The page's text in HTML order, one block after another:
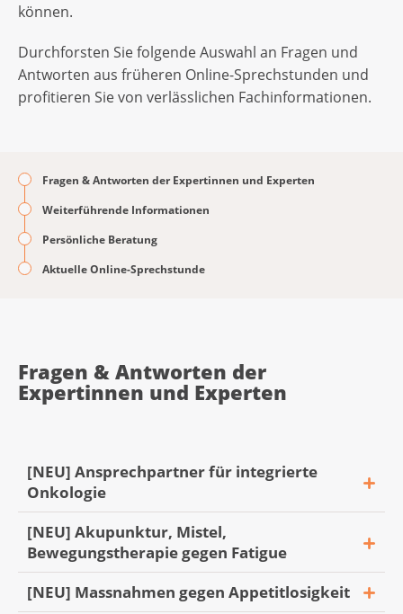
können.
Durchforsten Sie folgende Auswahl an Fragen und
Antworten aus früheren Online-Sprechstunden und
profitieren Sie von verlässlichen Fachinformationen.
Fragen & Antworten der Expertinnen und Experten
Weiterführende Informationen
Persönliche Beratung
Aktuelle Online-Sprechstunde
Fragen & Antworten der
Expertinnen und Experten
[NEU] Ansprechpartner für integrierte
Onkologie
«Mein Mann beginnt nächste Woche mit
der Chemotherapie. Leider hat die
[NEU] Akupunktur, Mistel,
Bewegungstherapie gegen Fatigue
[NEU] Massnahmen gegen Appetitlosigkeit